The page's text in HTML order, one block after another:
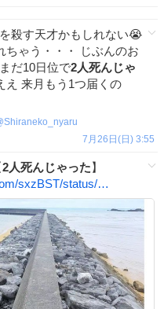
殺す天才かもしれない😭
ゃう・・・ じぶんのお
だ10日位で2人死んじゃ
来月もう1つ届くの
Shiraneko_nyaru
7月26日(日) 3:55
2人死んじゃった】
sxzBST/status/…